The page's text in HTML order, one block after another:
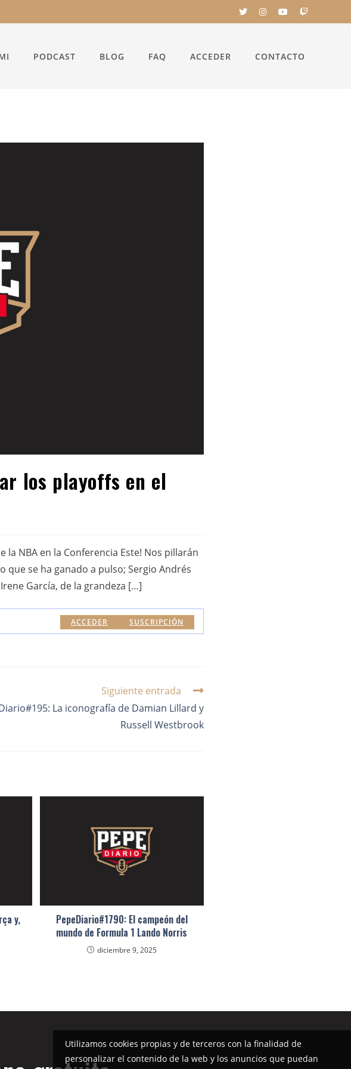
PODCAST BLOG FAQ ACCEDER CONTACTO
los playoffs en el
NBA en la Conferencia Este! Nos pillarán
se ha ganado a pulso; Sergio Andrés
García, de la grandeza […]
SUSCRIPCIÓN
ACCEDER
Siguiente entrada
La iconografía de Damian Lillard y
Russell Westbrook
y,
PepeDiario#1790: El campeón del
mundo de Formula 1 Lando Norris
diciembre 9, 2025
Utilizamos cookies propias y de terceros con la finalidad de
personalizar el contenido de la web y los anuncios que puedan